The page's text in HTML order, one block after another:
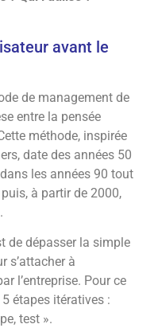
avant le
de management de
entre la pensée
méthode, inspirée
date des années 50
les années 90 tout
à partir de 2000,
de dépasser la simple
s’attacher à
l’entreprise. Pour ce
étapes itératives :
test ».